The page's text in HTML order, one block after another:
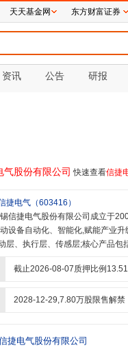
资讯 公告 研报
气股份有限公司 快速查看信捷
捷电气 （603416 ）
设备自动化、智能化,赋能产业
层、执行层、传感层;核心产品
异化的服务和更具竞争力的细分
截止2026-08-07质押比例 13.51
2028-12-29,7.80万股限售解禁
捷电气股份有限公司
天天基金网 东方财富证券